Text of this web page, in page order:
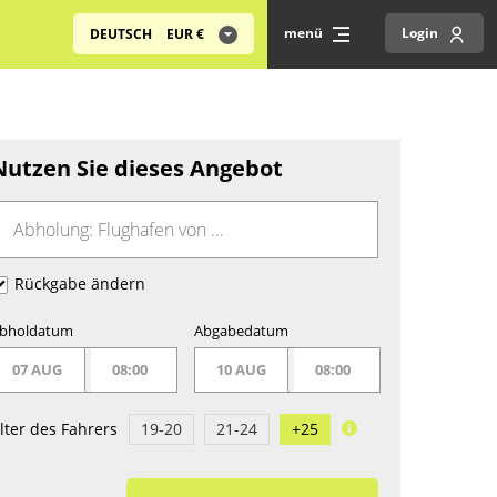
menü Login
DEUTSCH EUR€
Sie dieses Angebot
Rückgabe ändern
07 AUG
08:00
Abgabedatum
10 AUG
08:00
des Fahrers 19-20 21-24 +25